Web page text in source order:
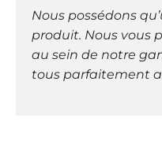
Nous possédons
produit. Nous vous
au sein de notre
tous parfaitement